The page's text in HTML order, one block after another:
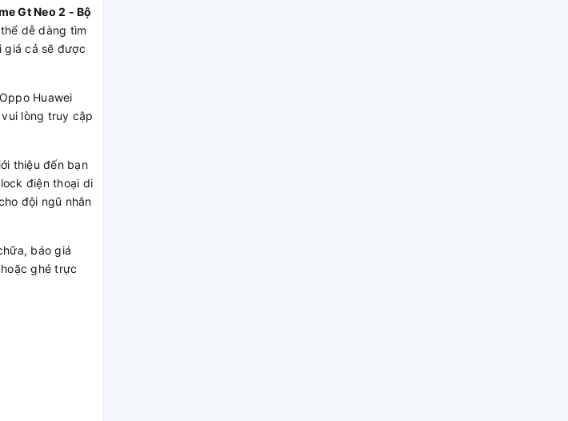
Gt Neo 2 - Bộ
dễ dàng tìm
giá cả sẽ được
Huawei
lòng truy cập
thiệu đến bạn
điện thoại di
đội ngũ nhân
báo giá
ghé trực